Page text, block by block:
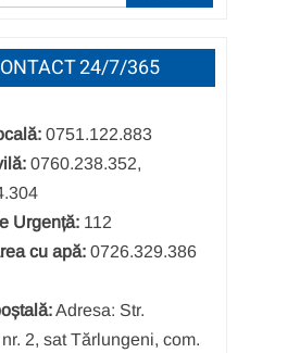
după:
24/7/365
0751.122.883
0760.238.352,
Urgență: 112
cu apă: 0726.329.386
Adresa: Str.
2, sat Tărlungeni, com.